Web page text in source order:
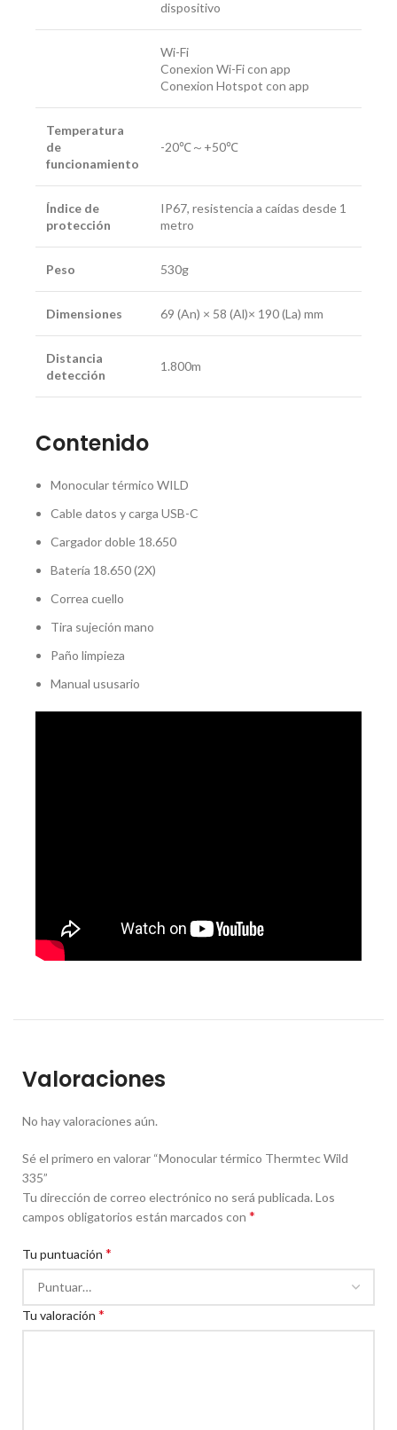
dispositivo
Wi-Fi
Conexion Wi-Fi con app
Conexion Hotspot con app
Temperatura
de
funcionamiento
-20℃～+50℃
Índice de
protección
IP67, resistencia a caídas desde 1
metro
Peso 530g
Dimensiones 69 (An) × 58 (Al)× 190 (La) mm
Distancia
detección
1.800m
Contenido
Monocular térmico WILD
Cable datos y carga USB-C
Cargador doble 18.650
Batería 18.650 (2X)
Correa cuello
Tira sujeción mano
Paño limpieza
Manual ususario
Valoraciones
No hay valoraciones aún.
Sé el primero en valorar “Monocular térmico Thermtec Wild
335”
Tu dirección de correo electrónico no será publicada. Los
campos obligatorios están marcados con *
Tu puntuación *
Tu valoración *